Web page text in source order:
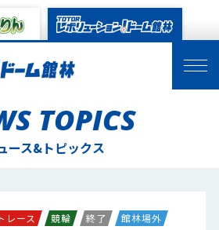
TOPICS
ース&トピックス
レース 競輪 終了 館林場外